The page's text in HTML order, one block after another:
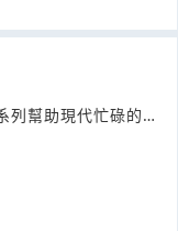
列幫助現代忙碌的人